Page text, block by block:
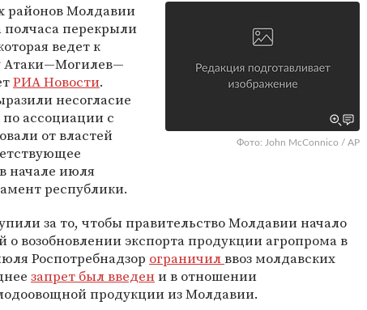
Фото: John McConnico / AP
районов Молдавии
полчаса перекрыли
ведет к
Атаки—Могилев—
РИА Новости.
несогласие
ассоциации с
от властей
начале июля
республики.
за то, чтобы правительство Молдавии начало
о возобновлении экспорта продукции агропрома в
Роспотребнадзор ограничилввоз молдавских
запрет был введени в отношении
продукции из Молдавии.